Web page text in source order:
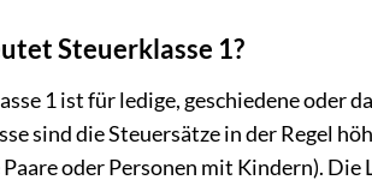
Steuerklasse 1?
1 ist für ledige, geschiedene oder
sind die Steuersätze in der Regel
oder Personen mit Kindern). Die